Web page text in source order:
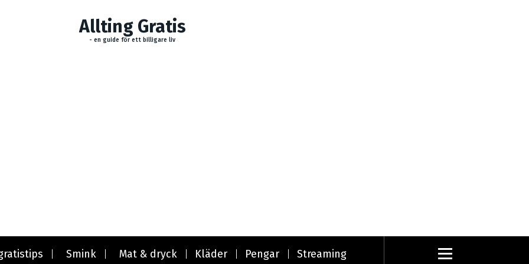
Allting Gratis
- en guide för ett billigare liv
Smink Mat & dryck Kläder Pengar Streaming